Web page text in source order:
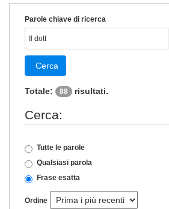
Parole chiave di ricerca
Cerca
Totale: 88 risultati.
Cerca:
Tutte le parole
Qualsiasi parola
Frase esatta
Ordine